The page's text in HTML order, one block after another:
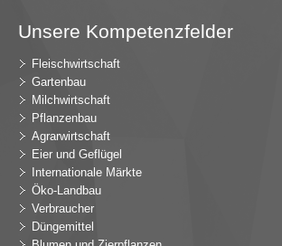
Unsere Kompetenzfelder
Fleischwirtschaft
Gartenbau
Milchwirtschaft
Pflanzenbau
Agrarwirtschaft
Eier und Geflügel
Internationale Märkte
Öko-Landbau
Verbraucher
Düngemittel